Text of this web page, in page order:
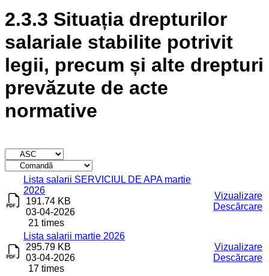
2.3.3 Situația drepturilor
salariale stabilite potrivit
legii, precum și alte drepturi
prevăzute de acte
normative
Titlu
Descărcare
Lista salarii SERVICIUL DE APA martie
2026
191.74 KB
03-04-2026
21 times
Vizualizare
Descărcare
Lista salarii martie 2026
295.79 KB
03-04-2026
17 times
Vizualizare
Descărcare